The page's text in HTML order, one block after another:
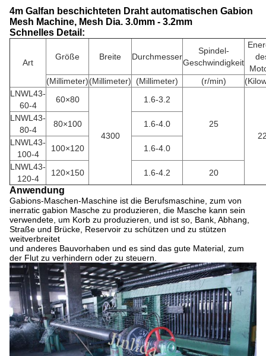
4m Galfan beschichteten Draht automatischen Gabion
Mesh Machine, Mesh Dia. 3.0mm - 3.2mm
Schnelles Detail:
Art
Größe Breite Durchmesser
Spindel-
Geschwindigkeit
(Millimeter)(Millimeter) (Millimeter) (r/min)
LNWL43-
60-4
60×80
4300
1.6-3.2
25
LNWL43-
80-4
80×100
1.6-4.0
LNWL43-
100-4
100×120
1.6-4.0
LNWL43-
120-4
120×150 1.6-4.2 20
Anwendung
Gabions-Maschen-Maschine ist die Berufsmaschine, zum von
inerratic gabion Masche zu produzieren, die Masche kann sein
verwendete, um Korb zu produzieren, und ist so, Bank, Abhang,
Straße und Brücke, Reservoir zu schützen und zu stützen
weitverbreitet
und anderes Bauvorhaben und es sind das gute Material, zum
der Flut zu verhindern oder zu steuern.